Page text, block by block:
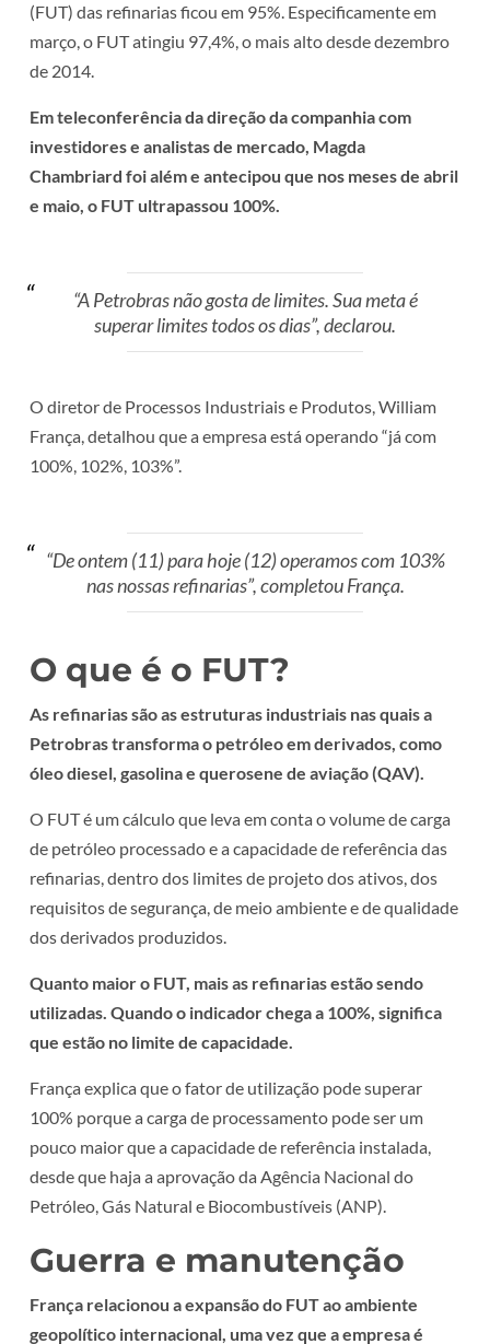
(FUT) das refinarias ficou em 95%. Especificamente em
março, o FUT atingiu 97,4%, o mais alto desde dezembro
de 2014.
Em teleconferência da direção da companhia com
investidores e analistas de mercado, Magda
Chambriard foi além e antecipou que nos meses de abril
e maio, o FUT ultrapassou 100%.
“A Petrobras não gosta de limites. Sua meta é
superar limites todos os dias”, declarou.
O diretor de Processos Industriais e Produtos, William
França, detalhou que a empresa está operando “já com
100%, 102%, 103%”.
“De ontem (11) para hoje (12) operamos com 103%
nas nossas refinarias”, completou França.
O que é o FUT?
As refinarias são as estruturas industriais nas quais a
Petrobras transforma o petróleo em derivados, como
óleo diesel, gasolina e querosene de aviação (QAV).
O FUT é um cálculo que leva em conta o volume de carga
de petróleo processado e a capacidade de referência das
refinarias, dentro dos limites de projeto dos ativos, dos
requisitos de segurança, de meio ambiente e de qualidade
dos derivados produzidos.
Quanto maior o FUT, mais as refinarias estão sendo
utilizadas. Quando o indicador chega a 100%, significa
que estão no limite de capacidade.
França explica que o fator de utilização pode superar
100% porque a carga de processamento pode ser um
pouco maior que a capacidade de referência instalada,
desde que haja a aprovação da Agência Nacional do
Petróleo, Gás Natural e Biocombustíveis (ANP).
Guerra e manutenção
França relacionou a expansão do FUT ao ambiente
geopolítico internacional, uma vez que a empresa é